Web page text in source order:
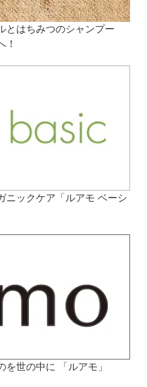
とはちみつのシャンプー
！
ニックケア「ルアモ ベーシ
を世の中に 「ルアモ」